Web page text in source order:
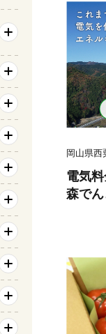
キャ
岡山県西
電気
森で
お礼
山県
し込